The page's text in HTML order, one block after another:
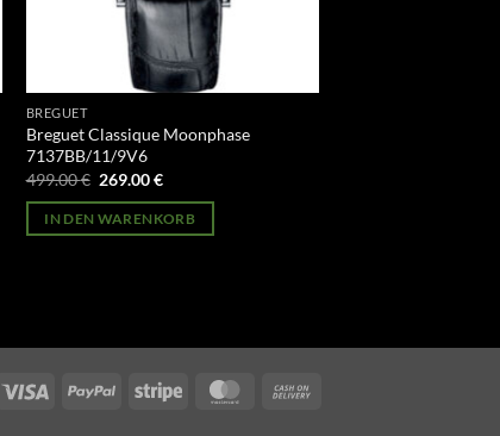
BREGUET
Breguet Classique Moonphase
7137BB/11/9V6
499.00€ Ursprünglicher
war:
499.00 €
269.00€Aktueller
ist:
269.00 €.
IN DEN WARENKORB
Visa PayPal Stripe MasterCard